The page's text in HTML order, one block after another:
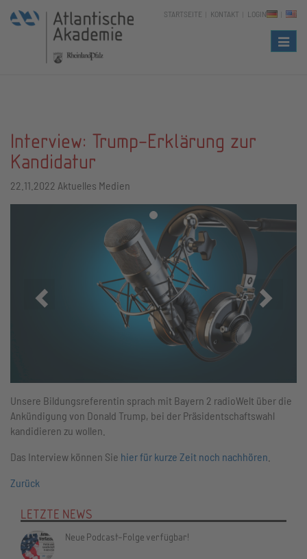
STARTSEITE KONTAKT LOGIN
Interview: Trump-Erklärung zur
Kandidatur
22.11.2022 Aktuelles Medien
Zurück Vor
Unsere Bildungsreferentin sprach mit Bayern 2 radioWelt über die
Ankündigung von Donald Trump, bei der Präsidentschaftswahl
kandidieren zu wollen.
Das Interview können Sie hier für kurze Zeit noch nachhören
Zurück
LETZTE NEWS
Neue Podcast-Folge verfügbar!